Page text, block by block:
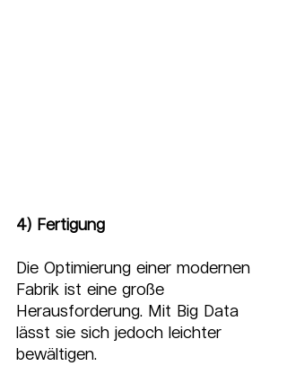
4) Fertigung
Die Optimierung einer modernen
Fabrik ist eine große
Herausforderung. Mit Big Data
lässt sie sich jedoch leichter
bewältigen.